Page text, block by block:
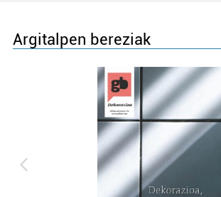
Argitalpen bereziak